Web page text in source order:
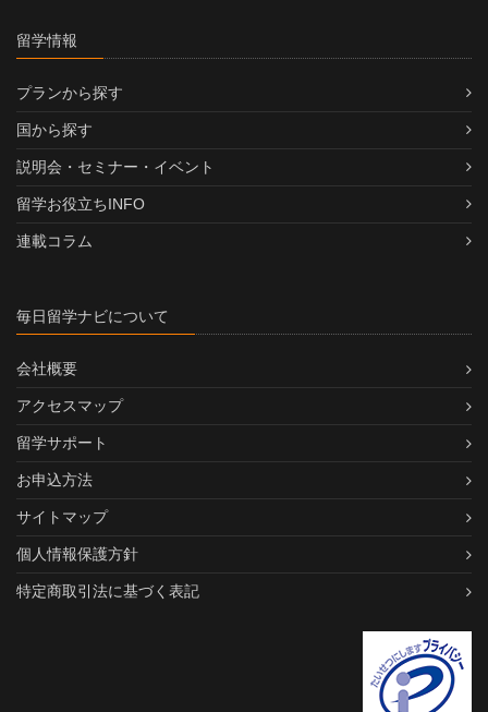
留学情報
プランから探す
国から探す
説明会・セミナー・イベント
留学お役立ちINFO
連載コラム
毎日留学ナビについて
会社概要
アクセスマップ
留学サポート
お申込方法
サイトマップ
個人情報保護方針
特定商取引法に基づく表記